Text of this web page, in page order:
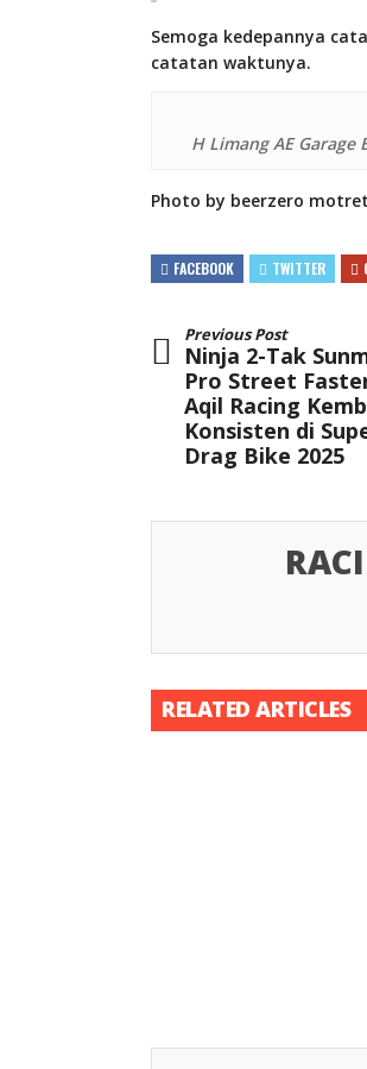
Semoga kedepannya
catatan waktunya.
H Limang AE Garage
Photo by beerzero motret
FACEBOOK TWITTER
Previous Post
Ninja 2-Tak
Pro Street
Aqil Racing
Konsisten di
Drag Bike 2025
RELATED ARTICLES